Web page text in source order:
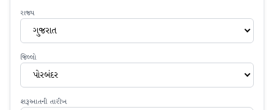
રાજ્ય
ગુજરાત
જિલ્લો
પોરબંદર
શરૂઆતની તારીખ